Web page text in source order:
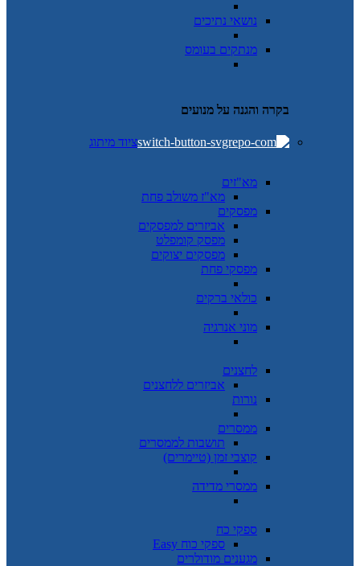
נושאי נתיכים
מנתקים בעומס
בקרה והגנה על מנועים
ציוד מיתוג
מא"זים
מא"ז משולב פחת
מפסקים
אביזרים למפסקים
מפסק קומפלט
מפסקים יצוקים
מפסקי פחת
כולאי ברקים
מוני אנרגיה
לחצנים
אביזרים ללחצנים
נורות
ממסרים
תושבות לממסרים
קוצבי זמן (טיימרים)
ממסרי מדידה
ספקי כח
ספקי כוח Easy
מגענים מודולרים